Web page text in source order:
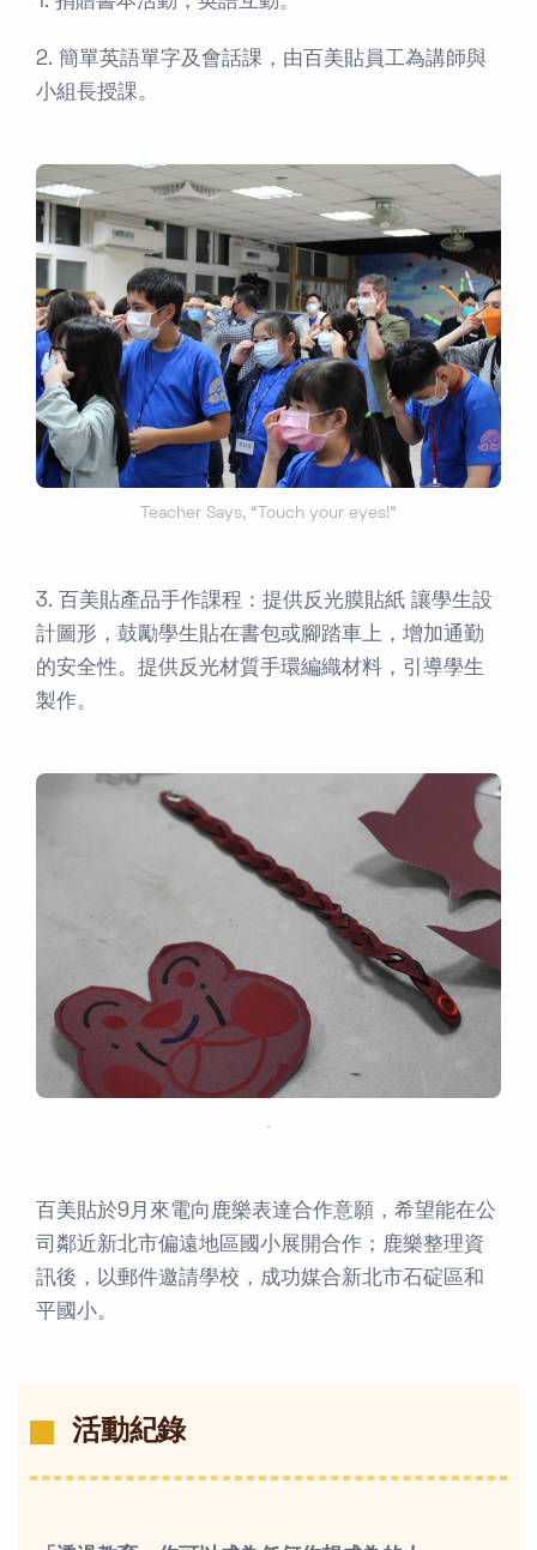
2. 簡單英語單字及會話課，由百美貼員工為講師與
小組長授課。
Teacher Says, “Touch your eyes!”
3. 百美貼產品手作課程：提供反光膜貼紙 讓學生設
計圖形，鼓勵學生貼在書包或腳踏車上，增加通勤
的安全性。提供反光材質手環編織材料，引導學生
製作。
．
百美貼於9月來電向鹿樂表達合作意願，希望能在公
司鄰近新北市偏遠地區國小展開合作；鹿樂整理資
訊後，以郵件邀請學校，成功媒合新北市石碇區和
平國小。
活動紀錄